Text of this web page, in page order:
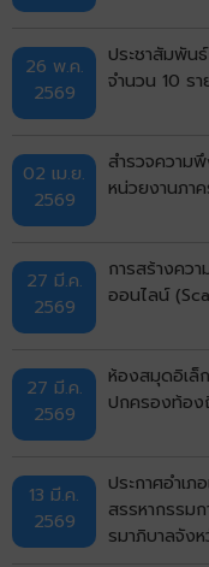
26 พ.ค.
2569
ประชาสัมพัน
จำนวน 10 ร
02 เม.ย.
2569
สำรวจความ
หน่วยงานภา
27 มี.ค.
2569
การสร้างคว
ออนไลน์
27 มี.ค.
2569
ห้องสมุดอิเล็
ปกครองท้อง
13 มี.ค.
2569
ประกาศอำเ
สรรหากรรม
รมาภิบาลจัง